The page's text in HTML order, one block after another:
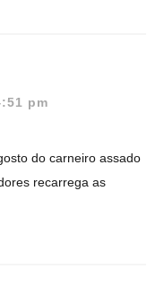
pm
do carneiro assado
recarrega as